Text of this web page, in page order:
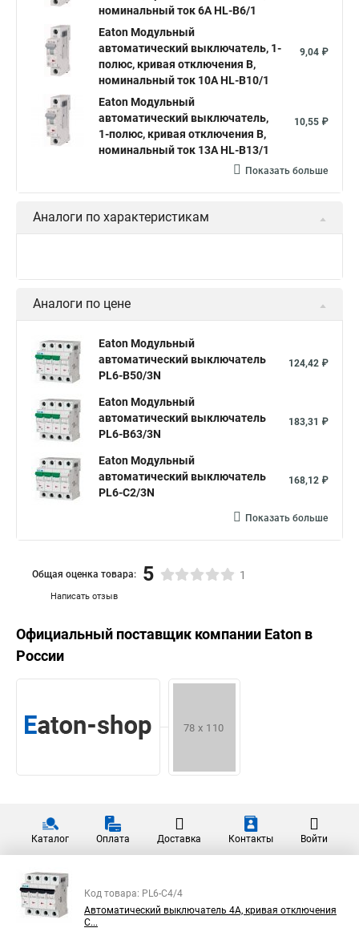
номинальный ток 6А HL-B6/1
Eaton Модульный
автоматический выключатель, 1-
полюс, кривая отключения B,
номинальный ток 10А HL-B10/1
9,04 ₽
Eaton Модульный
автоматический выключатель,
1-полюс, кривая отключения B,
номинальный ток 13А HL-B13/1
10,55 ₽
Показать больше
Аналоги по характеристикам
Аналоги по цене
Eaton Модульный
автоматический выключатель
PL6-B50/3N
124,42 ₽
Eaton Модульный
автоматический выключатель
PL6-B63/3N
183,31 ₽
Eaton Модульный
автоматический выключатель
PL6-C2/3N
168,12 ₽
Показать больше
Написать отзыв
Общая оценка товара: 5 1
Официальный поставщик компании Eaton в
России
Каталог Оплата Доставка Контакты Войти
Код товара: PL6-C4/4
Автоматический выключатель 4А, кривая отключения
C...